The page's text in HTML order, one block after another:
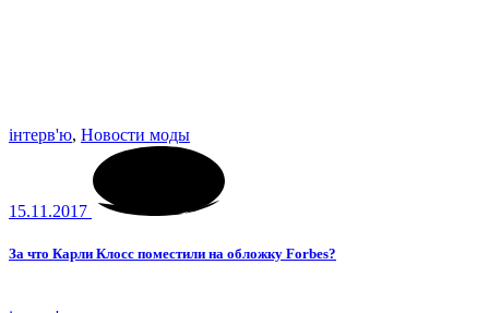
інтерв'ю, Новости моды
15.11.2017
За что Карли Клосс поместили на обложку Forbes?